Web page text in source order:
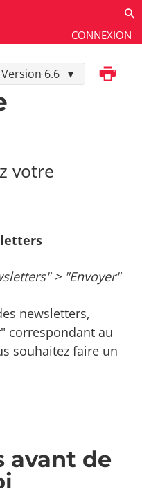
CONNEXION
Version 6.6Imprimer
→Newsletters
votre
> "Envoyer"
newsletters,
correspondant au
souhaitez faire un
avant de